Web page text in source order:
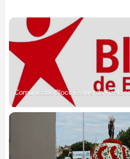
Comunicado Bloco Esquerda Vizela